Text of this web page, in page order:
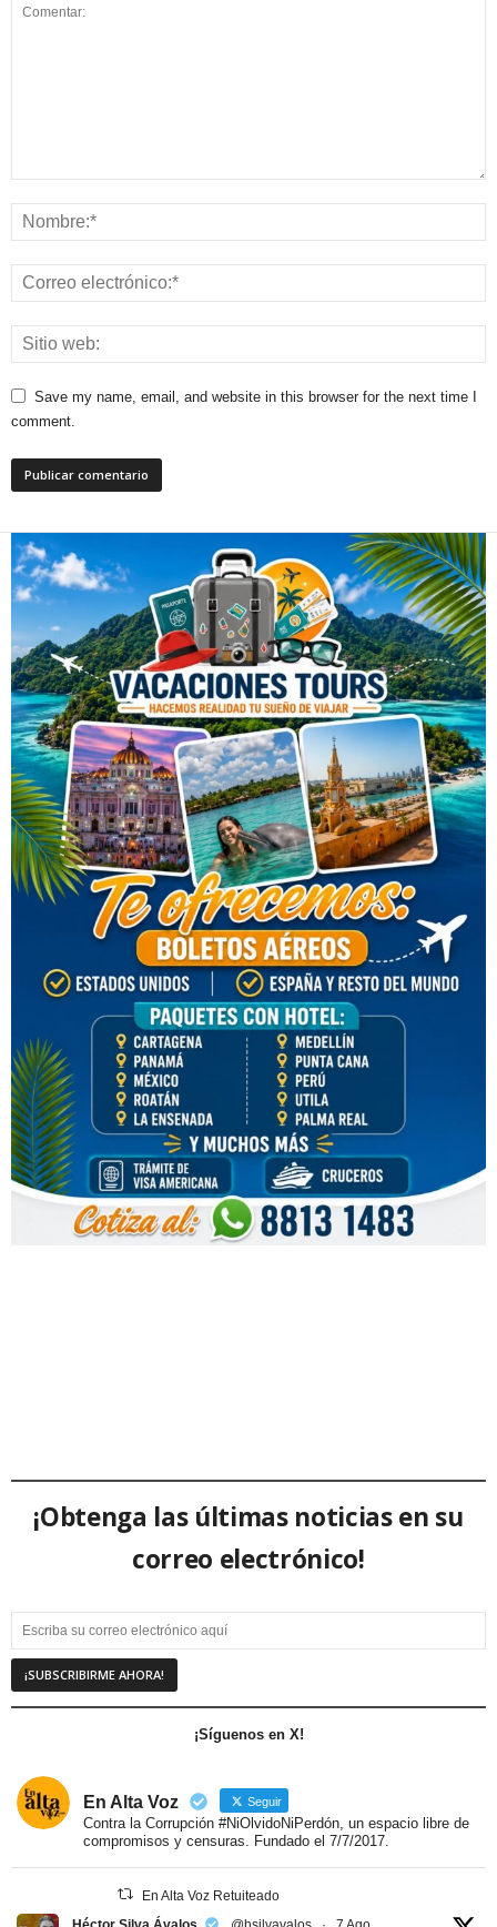
Save my name, email, and website in this browser for the next time I
comment.
¡Obtenga las últimas noticias en su
correo electrónico!
¡Síguenos en X!
En Alta Voz Seguir
Contra la Corrupción #NiOlvidoNiPerdón, un espacio libre de
compromisos y censuras. Fundado el 7/7/2017.
En Alta Voz Retuiteado